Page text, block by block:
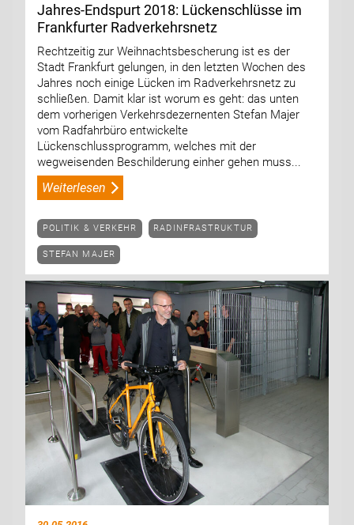
Jahres-Endspurt 2018: Lückenschlüsse im
Frankfurter Radverkehrsnetz
Rechtzeitig zur Weihnachtsbescherung ist es der
Stadt Frankfurt gelungen, in den letzten Wochen des
Jahres noch einige Lücken im Radverkehrsnetz zu
schließen. Damit klar ist worum es geht: das unten
dem vorherigen Verkehrsdezernenten Stefan Majer
vom Radfahrbüro entwickelte
Lückenschlussprogramm, welches mit der
wegweisenden Beschilderung einher gehen muss...
Weiterlesen
POLITIK & VERKEHR RADINFRASTRUKTUR
STEFAN MAJER